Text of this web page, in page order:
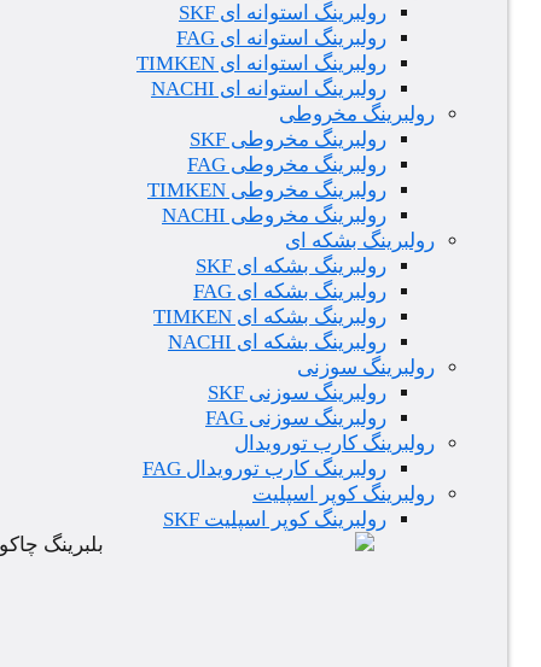
رولبرینگ استوانه ای SKF
رولبرینگ استوانه ای FAG
رولبرینگ استوانه ای TIMKEN
رولبرینگ استوانه ای NACHI
رولبرینگ مخروطی
رولبرینگ مخروطی SKF
رولبرینگ مخروطی FAG
رولبرینگ مخروطی TIMKEN
رولبرینگ مخروطی NACHI
رولبرینگ بشکه ای
رولبرینگ بشکه ای SKF
رولبرینگ بشکه ای FAG
رولبرینگ بشکه ای TIMKEN
رولبرینگ بشکه ای NACHI
رولبرینگ سوزنی
رولبرینگ سوزنی SKF
رولبرینگ سوزنی FAG
رولبرینگ کارب تورویدال
رولبرینگ کارب تورویدال FAG
رولبرینگ کوپر اسپلیت
رولبرینگ کوپر اسپلیت SKF